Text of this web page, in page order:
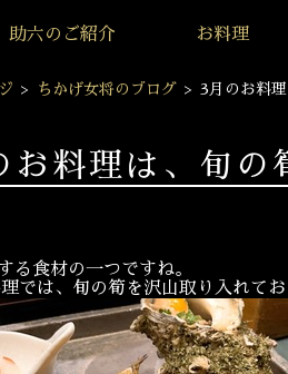
助六のご紹介 お料理
> ちかげ女将のブログ > 3月のお料
お料理は、旬の
る食材の一つですね。
では、旬の筍を沢山取り入れてお